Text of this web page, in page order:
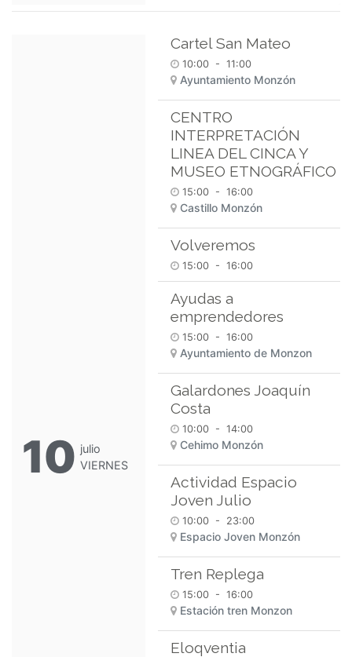
10 julio
VIERNES
Cartel San Mateo
10:00 - 11:00
Ayuntamiento Monzón
CENTRO
INTERPRETACIÓN
LINEA DEL CINCA Y
MUSEO ETNOGRÁFICO
15:00 - 16:00
Castillo Monzón
Volveremos
15:00 - 16:00
Ayudas a
emprendedores
15:00 - 16:00
Ayuntamiento de Monzon
Galardones Joaquín
Costa
10:00 - 14:00
Cehimo Monzón
Actividad Espacio
Joven Julio
10:00 - 23:00
Espacio Joven Monzón
Tren Replega
15:00 - 16:00
Estación tren Monzon
Eloqventia